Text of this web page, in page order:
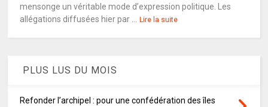
mensonge un véritable mode d’expression politique. Les
allégations diffusées hier par ...
Lire la suite
PLUS LUS DU MOIS
Refonder l’archipel : pour une confédération des îles